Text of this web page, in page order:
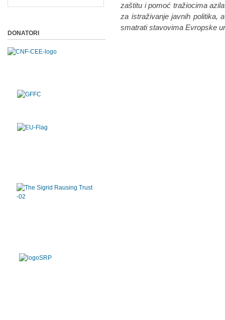
zaštitu i pomoć tražiocima
za istraživanje javnih politika,
smatrati stavovima Evropske
DONATORI